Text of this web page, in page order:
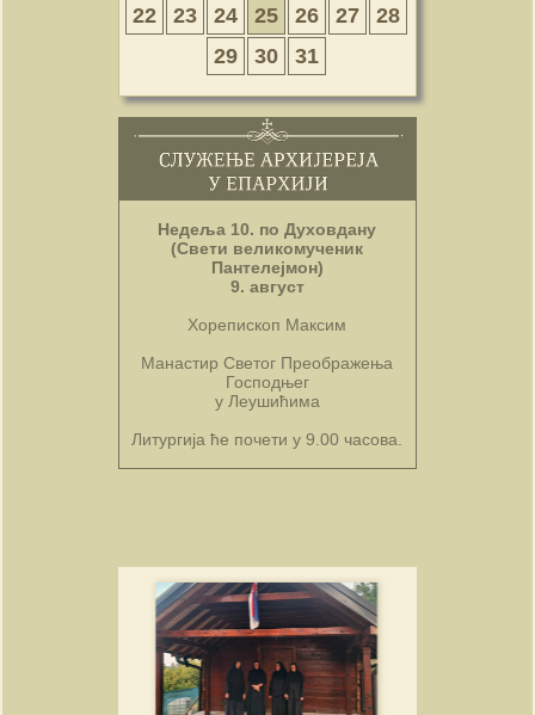
22
23 24 25 26 27
28
29
30 31
Недеља 10. по Духовдану
(Свети великомученик
Пантелејмон)
9. август
Хорепископ Максим
Манастир Светог Преображења
Господњег
у Леушићима
Литургија ће почети у 9.00 часова.